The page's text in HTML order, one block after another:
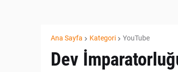
Ana Sayfa Kategori YouTube
Dev